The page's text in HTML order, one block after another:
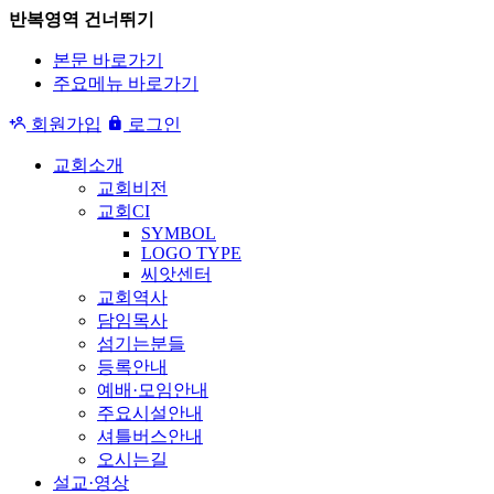
반복영역 건너뛰기
본문 바로가기
주요메뉴 바로가기
회원가입 로그인
교회소개
교회비전
교회CI
SYMBOL
LOGO TYPE
씨앗센터
교회역사
담임목사
섬기는분들
등록안내
예배·모임안내
주요시설안내
셔틀버스안내
오시는길
설교·영상